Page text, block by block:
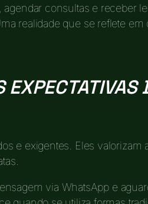
consultas e receber
realidade que se reflete em
e exigentes. Eles valorizam
via WhatsApp e